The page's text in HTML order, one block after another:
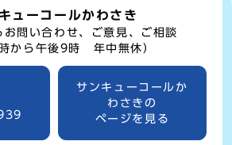
ューコールかわさき
お問い合わせ、ご意見、ご相談
から午後9時 年中無休）
サンキューコールか
わさきの
ページを見る